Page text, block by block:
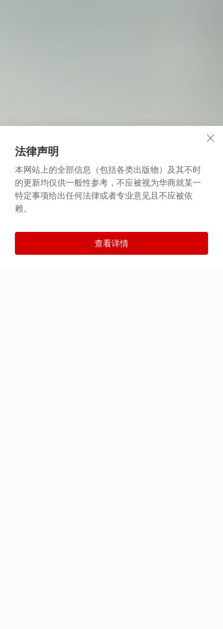
法律声明
本网站上的全部信息（包括各类出版物）及其不时
的更新均仅供一般性参考，不应被视为华商就某一
特定事项给出任何法律或者专业意见且不应被依
赖。
查看详情